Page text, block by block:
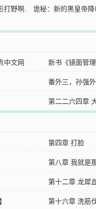
打野啊、诡秘：新的黑皇帝
中文网
新书《镜面管
番外三，孙强
第二二六四章
第四章 打脸
第八章 我就是
第十二章 龙犀
第十六章 洗筋